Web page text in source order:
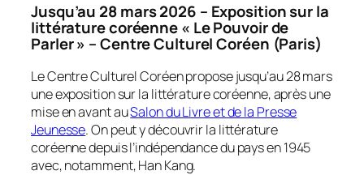
Jusqu’au 28 mars 2026 – Exposition sur la
littérature coréenne « Le Pouvoir de
Parler » – Centre Culturel Coréen (Paris)
Le Centre Culturel Coréen propose jusqu’au 28 mars
une exposition sur la littérature coréenne, après une
mise en avant auSalon du Livre et de la Presse
Jeunesse. On peut y découvrir la littérature
coréenne depuis l’indépendance du pays en 1945
avec, notamment, Han Kang.